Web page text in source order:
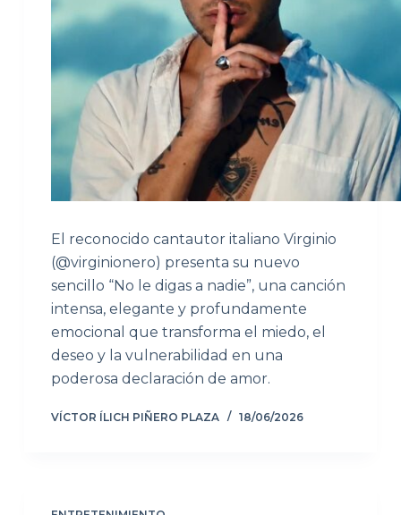
El reconocido cantautor italiano Virginio
(@virginionero) presenta su nuevo
sencillo “No le digas a nadie”, una canción
intensa, elegante y profundamente
emocional que transforma el miedo, el
deseo y la vulnerabilidad en una
poderosa declaración de amor.
VÍCTOR ÍLICH PIÑERO PLAZA 18/06/2026